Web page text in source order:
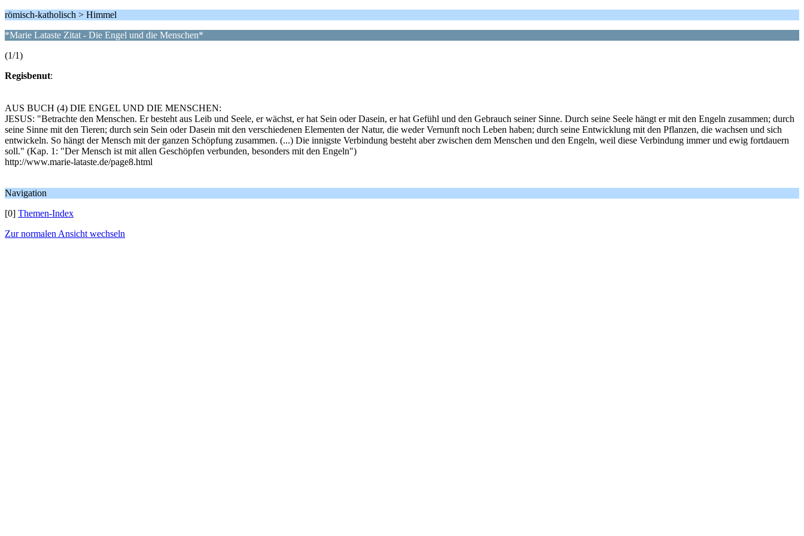
römisch-katholisch > Himmel
*Marie Lataste Zitat - Die Engel und die Menschen*
(1/1)
Regisbenut:
AUS BUCH (4) DIE ENGEL UND DIE MENSCHEN:
JESUS: "Betrachte den Menschen. Er besteht aus Leib und Seele, er wächst, er hat Sein oder Dasein, er hat Gefühl und den Gebrauch seiner Sinne. Durch seine Seele hängt er mit den Engeln zusammen; durch
seine Sinne mit den Tieren; durch sein Sein oder Dasein mit den verschiedenen Elementen der Natur, die weder Vernunft noch Leben haben; durch seine Entwicklung mit den Pflanzen, die wachsen und sich
entwickeln. So hängt der Mensch mit der ganzen Schöpfung zusammen. (...) Die innigste Verbindung besteht aber zwischen dem Menschen und den Engeln, weil diese Verbindung immer und ewig fortdauern
soll." (Kap. 1: "Der Mensch ist mit allen Geschöpfen verbunden, besonders mit den Engeln")
http://www.marie-lataste.de/page8.html
Navigation
[0] Themen-Index
Zur normalen Ansicht wechseln